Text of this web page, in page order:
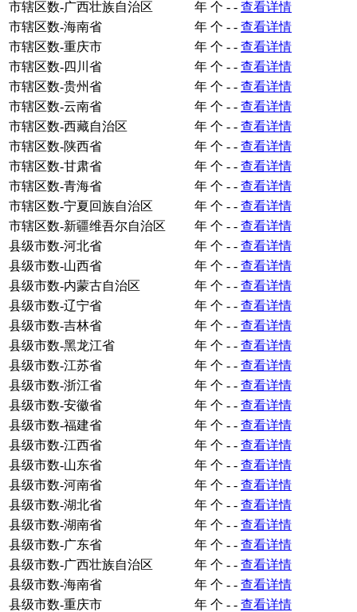
市辖区数-广西壮族自治区
年 个 - - 查看详情
市辖区数-海南省
年 个 - - 查看详情
市辖区数-重庆市
年 个 - - 查看详情
市辖区数-四川省
年 个 - - 查看详情
市辖区数-贵州省
年 个 - - 查看详情
市辖区数-云南省
年 个 - - 查看详情
市辖区数-西藏自治区
年 个 - - 查看详情
市辖区数-陕西省
年 个 - - 查看详情
市辖区数-甘肃省
年 个 - - 查看详情
市辖区数-青海省
年 个 - - 查看详情
市辖区数-宁夏回族自治区
年 个 - - 查看详情
市辖区数-新疆维吾尔自治区
年 个 - - 查看详情
县级市数-河北省
年 个 - - 查看详情
县级市数-山西省
年 个 - - 查看详情
县级市数-内蒙古自治区
年 个 - - 查看详情
县级市数-辽宁省
年 个 - - 查看详情
县级市数-吉林省
年 个 - - 查看详情
县级市数-黑龙江省
年 个 - - 查看详情
县级市数-江苏省
年 个 - - 查看详情
县级市数-浙江省
年 个 - - 查看详情
县级市数-安徽省
年 个 - - 查看详情
县级市数-福建省
年 个 - - 查看详情
县级市数-江西省
年 个 - - 查看详情
县级市数-山东省
年 个 - - 查看详情
县级市数-河南省
年 个 - - 查看详情
县级市数-湖北省
年 个 - - 查看详情
县级市数-湖南省
年 个 - - 查看详情
县级市数-广东省
年 个 - - 查看详情
县级市数-广西壮族自治区
年 个 - - 查看详情
县级市数-海南省
年 个 - - 查看详情
县级市数-重庆市
年 个 - - 查看详情